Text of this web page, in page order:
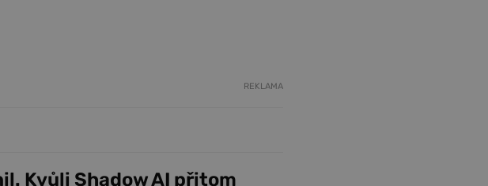
REKLAMA
Kvůli Shadow AI přitom